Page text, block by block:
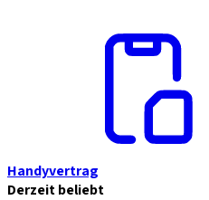
Handyvertrag
Derzeit beliebt